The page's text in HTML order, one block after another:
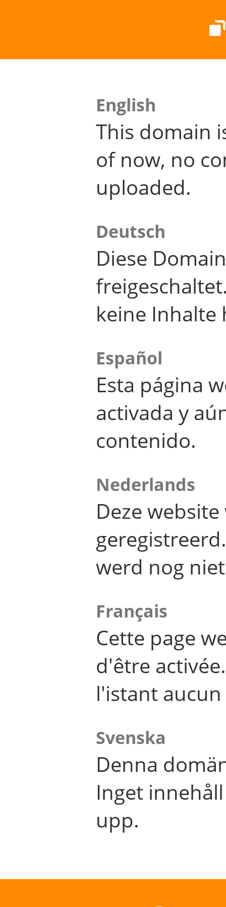
English
This domain
of now, no
uploaded.
Deutsch
Diese
keine Inhalte
Español
Esta página
activada y
contenido.
Nederlands
Deze
werd nog
Français
Cette page
d'être
l'istant
Svenska
Denna
Inget
upp.